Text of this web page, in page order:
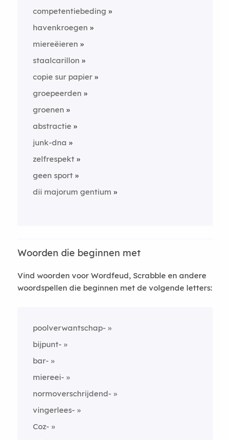
competentiebeding
havenkroegen
miereëieren
staalcarillon
copie sur papier
groepeerden
groenen
abstractie
junk-dna
zelfrespekt
geen sport
dii majorum gentium
Woorden die beginnen met
Vind woorden voor Wordfeud, Scrabble en andere
woordspellen die beginnen met de volgende letters:
poolverwantschap-
bijpunt-
bar-
miereei-
normoverschrijdend-
vingerlees-
Coz-